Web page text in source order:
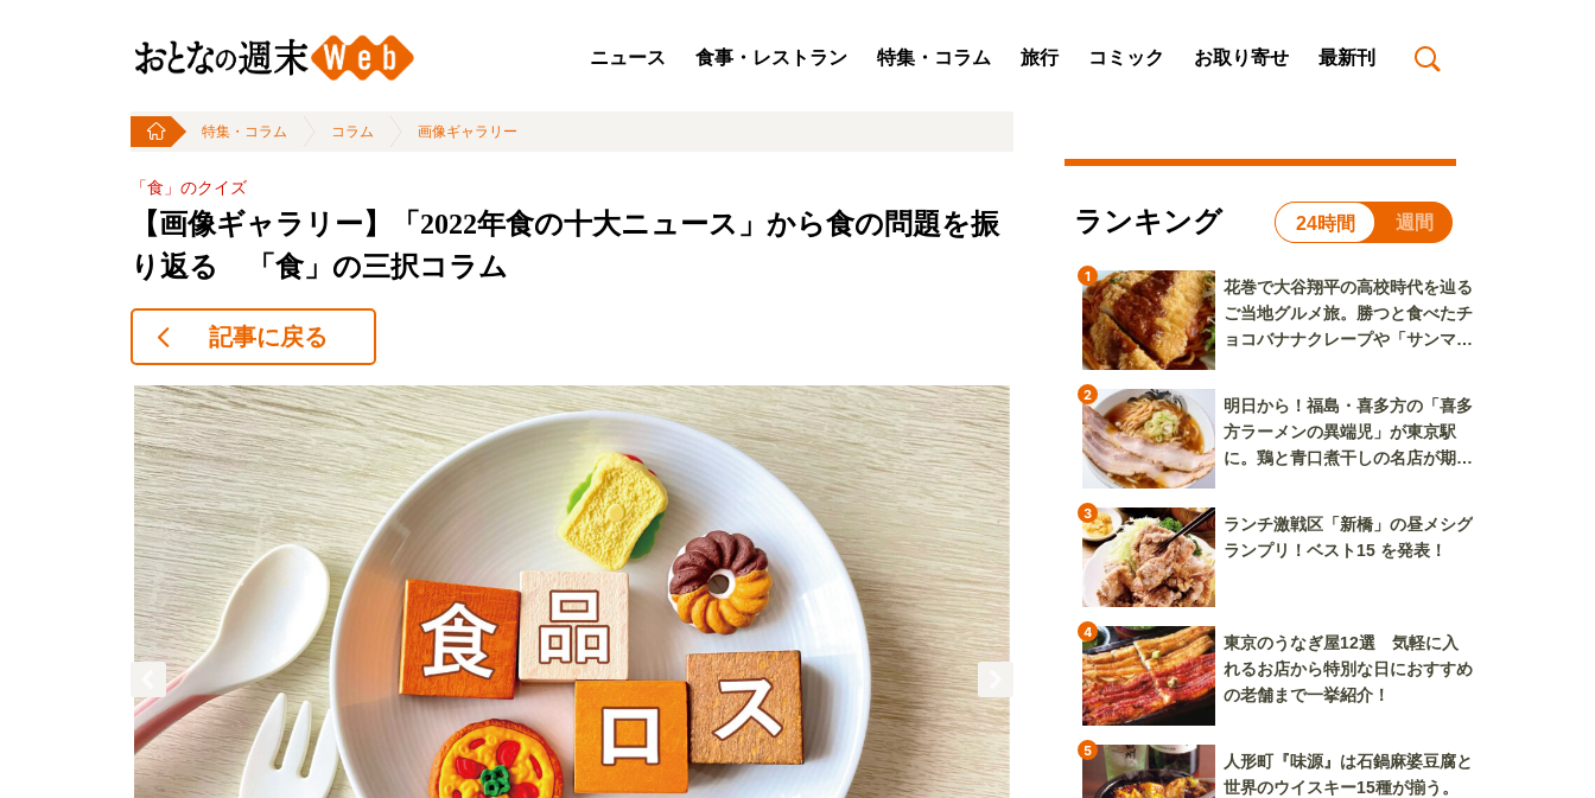
ニュース 食事・レストラン 特集・コラム 旅行 コミック お取り寄せ 最新刊
特集・コラム コラム 画像ギャラリー
「食」のクイズ
【画像ギャラリー】「2022年食の十大ニュース」から食の問題を振
り返る 「食」の三択コラム
記事に戻る
ランキング 24時間 週間
1
花巻で大谷翔平の高校時代を辿る
ご当地グルメ旅。勝つと食べたチ
ョコバナナクレープや「サンマー
2
明日から！福島・喜多方の「喜多
方ラーメンの異端児」が東京駅
に。鶏と青口煮干しの名店が期間
3
ランチ激戦区「新橋」の昼メシグ
ランプリ！ベスト15 を発表！
4
東京のうなぎ屋12選 気軽に入
れるお店から特別な日におすすめ
の老舗まで一挙紹介！
5
人形町『味源』は石鍋麻婆豆腐と
世界のウイスキー15種が揃う。